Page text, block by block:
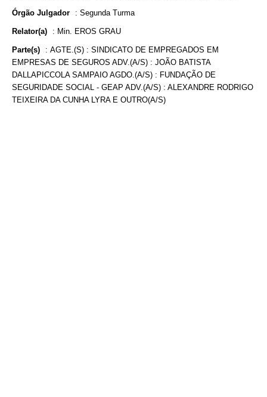
Órgão Julgador : Segunda Turma
Relator(a) : Min. EROS GRAU
Parte(s) : AGTE.(S) : SINDICATO DE EMPREGADOS EM
EMPRESAS DE SEGUROS ADV.(A/S) : JOÃO BATISTA
DALLAPICCOLA SAMPAIO AGDO.(A/S) : FUNDAÇÃO DE
SEGURIDADE SOCIAL - GEAP ADV.(A/S) : ALEXANDRE RODRIGO
TEIXEIRA DA CUNHA LYRA E OUTRO(A/S)